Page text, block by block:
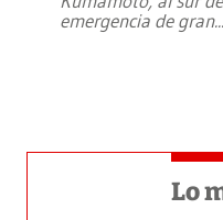
emergencia de gran...
Lo